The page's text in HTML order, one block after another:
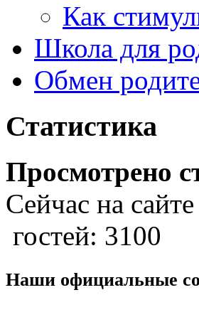
Как
Школа для
Обмен
Статистика
Просмотрено
Сейчас на
гостей: 3100
Наши официальные